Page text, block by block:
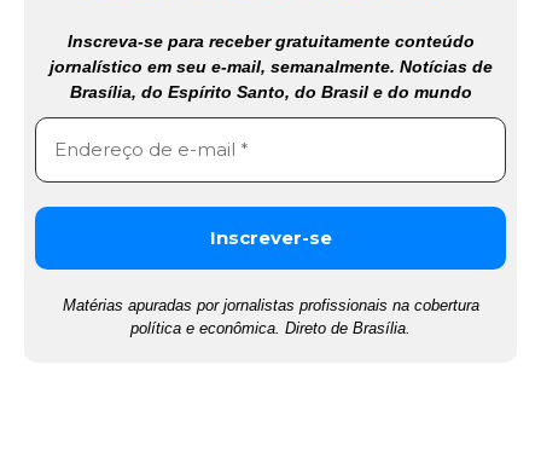
Inscreva-se para receber gratuitamente conteúdo
jornalístico em seu e-mail, semanalmente. Notícias de
Brasília, do Espírito Santo, do Brasil e do mundo
Matérias apuradas por jornalistas profissionais na cobertura
política e econômica. Direto de Brasília.